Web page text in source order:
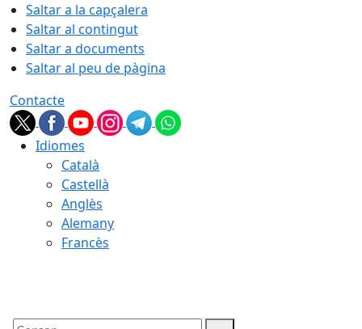
Saltar a la capçalera
Saltar al contingut
Saltar a documents
Saltar al peu de pàgina
Contacte
Idiomes
Català
Castellà
Anglès
Alemany
Francès